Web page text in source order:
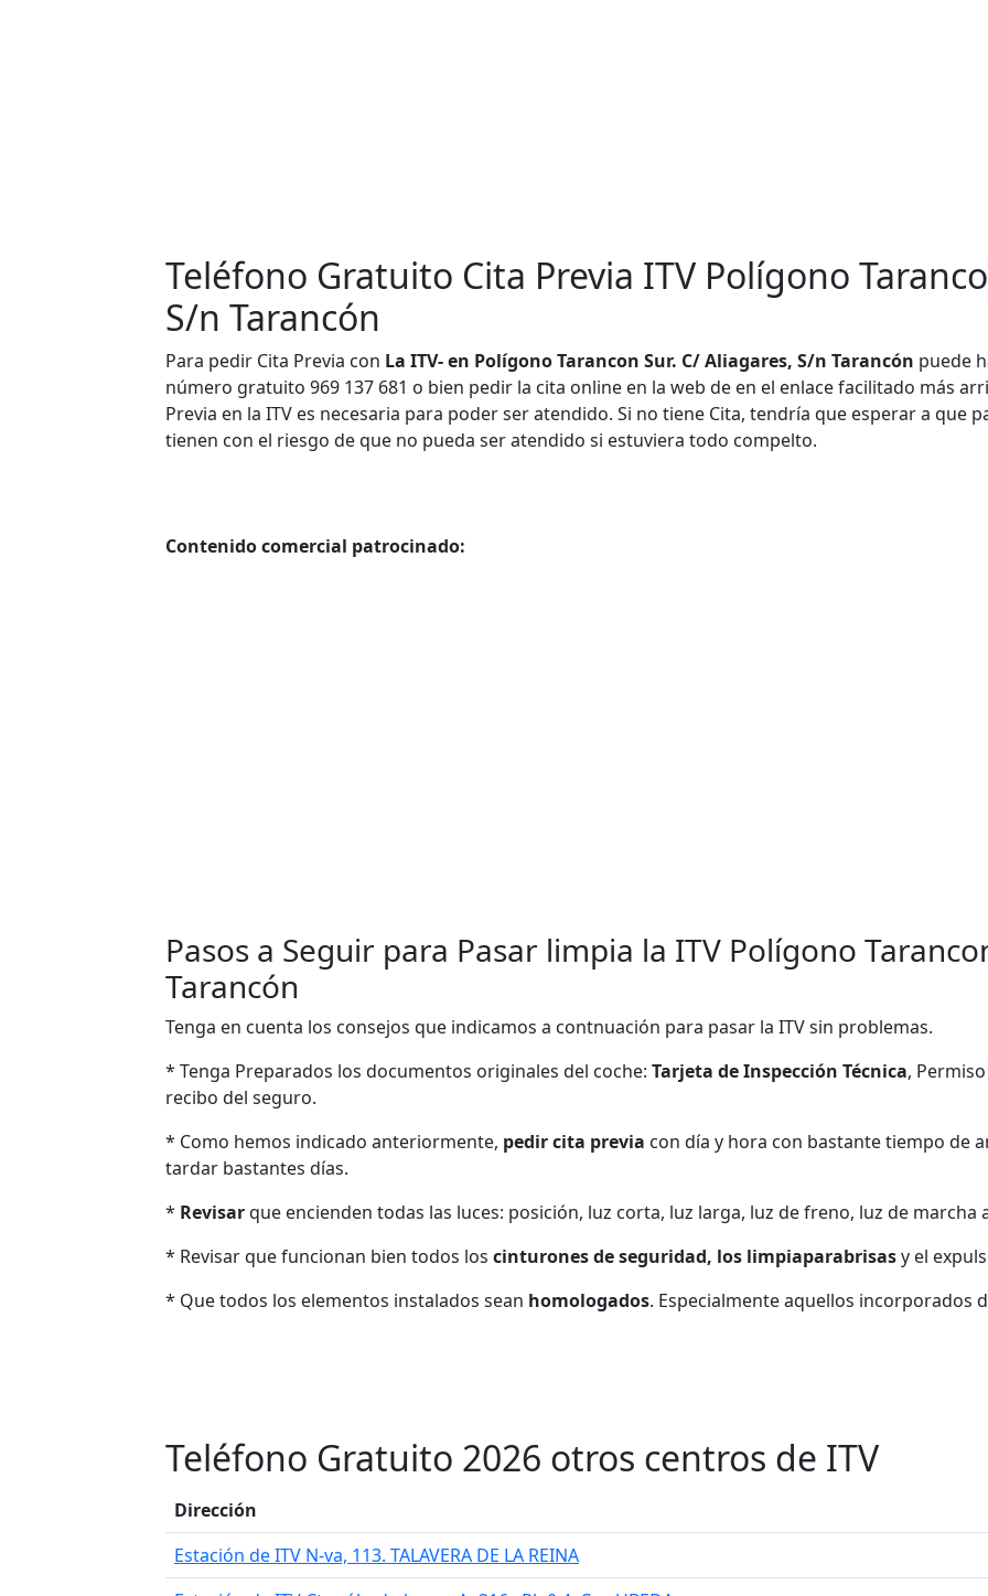
Teléfono Gratuito Cita Previa ITV Polígono
S/n Tarancón
Para pedir Cita Previa con La ITV- en Polígono Tarancon Sur. C/ Aliagares, S/n Tarancón puede
número gratuito 969 137 681 o bien pedir la cita online en la web de en el enlace facilitado más
Previa en la ITV es necesaria para poder ser atendido. Si no tiene Cita, tendría que esperar a que
tienen con el riesgo de que no pueda ser atendido si estuviera todo compelto.
Contenido comercial patrocinado:
Pasos a Seguir para Pasar limpia la ITV Polígono
Tarancón
Tenga en cuenta los consejos que indicamos a contnuación para pasar la ITV sin problemas.
* Tenga Preparados los documentos originales del coche: Tarjeta de Inspección Técnica,
recibo del seguro.
* Como hemos indicado anteriormente, pedir cita previa con día y hora con bastante tiempo de
tardar bastantes días.
* Revisarque encienden todas las luces: posición, luz corta, luz larga, luz de freno, luz de marcha
* Revisar que funcionan bien todos los cinturones de seguridad, los limpiaparabrisasy el
* Que todos los elementos instalados sean homologados. Especialmente aquellos incorporados
Teléfono Gratuito 2026 otros centros de ITV
Dirección
Estación de ITV N-va, 113. TALAVERA DE LA REINA